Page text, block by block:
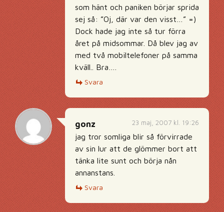
som hänt och paniken börjar sprida
sej så: ”Oj, där var den visst…” =)
Dock hade jag inte så tur förra
året på midsommar. Då blev jag av
med två mobiltelefoner på samma
kväll.. Bra….
Svara
23 maj, 2007 kl. 19:26
gonz
jag tror somliga blir så förvirrade
av sin lur att de glömmer bort att
tänka lite sunt och börja nån
annanstans.
Svara